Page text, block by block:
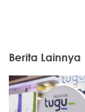
Berita Lainnya